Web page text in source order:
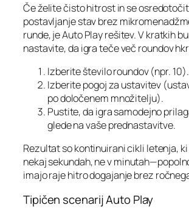
Če želite čisto hitrost in se
postavljanje stav brez
runde, je Auto Play rešitev. V kratkih
nastavite, da igra teče več roundov
Izberite število roundov (npr. 10).
Izberite pogoj za ustavitev
po določenem množitelju).
Pustite, da igra samodejno
glede na vaše prednastavitve.
Rezultat so kontinuirani cikli letenja,
nekaj sekundah, ne v
imajo raje hitro dogajanje brez
Tipičen scenarij Auto Play